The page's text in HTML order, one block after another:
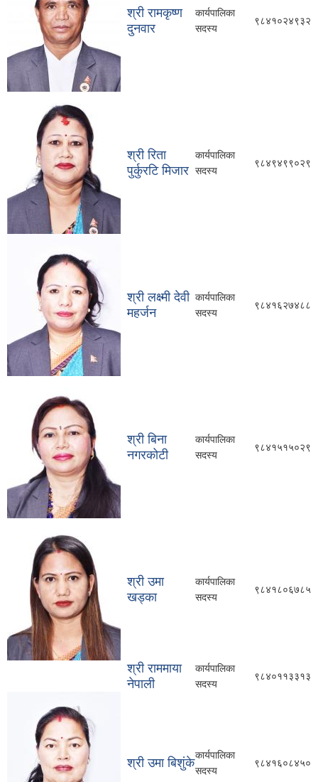
श्री रामकृष्ण
दुनवार
कार्यपालिका
सदस्य
९८४१०२४९३२
श्री रिता
पुर्कुरटि मिजार
कार्यपालिका
सदस्य
९८४९४९९०२९
श्री लक्ष्मी देवी
महर्जन
कार्यपालिका
सदस्य
९८४१६२७४८८
श्री बिना
नगरकोटी
कार्यपालिका
सदस्य
९८४१५१५०२९
श्री उमा
खड्का
कार्यपालिका
सदस्य
९८४१८०६७८५
श्री राममाया
नेपाली
कार्यपालिका
सदस्य
९८४०११३३१३
श्री उमा बिशुंके
कार्यपालिका
सदस्य
९८४१६०८४५०